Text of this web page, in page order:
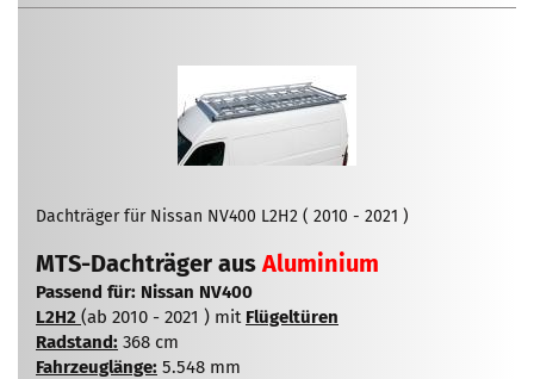
Dachträger für Nissan NV400 L2H2 ( 2010 - 2021 )
MTS-Dachträger ausAluminium
Passend für: Nissan NV400
L2H2 (ab 2010 - 2021 ) mit Flügeltüren
Radstand: 368 cm
Fahrzeuglänge: 5.548 mm​